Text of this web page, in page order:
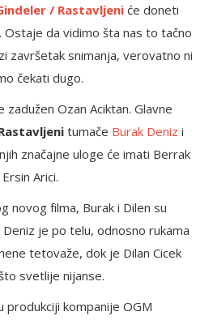
/ Rastavljeni će doneti
Ostaje da vidimo šta nas to tačno
završetak snimanja, verovatno ni
čekati dugo.
Ozan Aciktan. Glavne
tumače Burak Deniz i
značajne uloge će imati Berrak
Arici.
novog filma, Burak i Dilen su
je po telu, odnosno rukama
tetovaže, dok je Dilan Cicek
svetlije nijanse.
kompanije OGM